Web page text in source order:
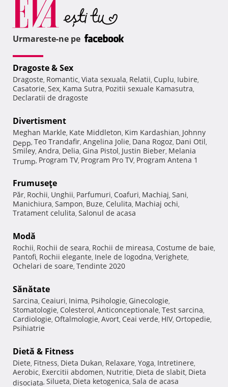
Urmareste-ne pe
Dragoste & Sex
Dragoste, Romantic, Viata sexuala, Relatii, Cuplu, Iubire,
Casatorie, Sex, Kama Sutra, Pozitii sexuale Kamasutra,
Declaratii de dragoste
Divertisment
Meghan Markle, Kate Middleton, Kim Kardashian, Johnny
Depp, Teo Trandafir, Angelina Jolie, Dana Rogoz, Dani Otil,
Smiley, Andra, Delia, Gina Pistol, Justin Bieber, Melania
Trump, Program TV, Program Pro TV, Program Antena 1
Frumuseţe
Păr, Rochii, Unghii, Parfumuri, Coafuri, Machiaj, Sani,
Manichiura, Sampon, Buze, Celulita, Machiaj ochi,
Tratament celulita, Salonul de acasa
Modă
Rochii, Rochii de seara, Rochii de mireasa, Costume de baie,
Pantofi, Rochii elegante, Inele de logodna, Verighete,
Ochelari de soare, Tendinte 2020
Sănătate
Sarcina, Ceaiuri, Inima, Psihologie, Ginecologie,
Stomatologie, Colesterol, Anticonceptionale, Test sarcina,
Cardiologie, Oftalmologie, Avort, Ceai verde, HIV, Ortopedie,
Psihiatrie
Dietă & Fitness
Diete, Fitness, Dieta Dukan, Relaxare, Yoga, Intretinere,
Aerobic, Exercitii abdomen, Nutritie, Dieta de slabit, Dieta
disociata, Silueta, Dieta ketogenica, Sala de acasa